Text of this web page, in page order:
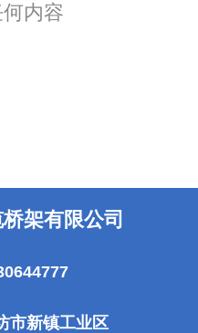
内容
架有限公司
市新镇工业区